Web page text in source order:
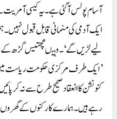
آسام پولس آ گئی ہے۔ یہ کیسی آمریت
ایک آدمی کی منمانی قابل قبول
لیے لڑیں گے‘۔ وہیںچھتیس گڑھ کے
’ایک طرف مرکزی حکومت ریاست
کنونشن کا انعقاد صحیح طرح سے نہ کر
رہے ہیں۔ ہمارے کارکنوں کے گھروں پر